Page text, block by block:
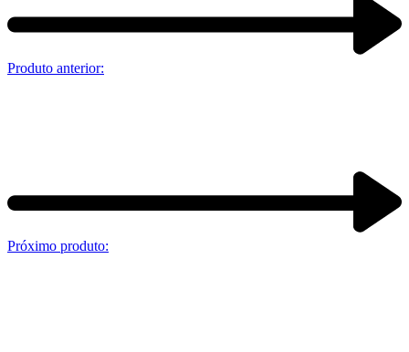
Produto anterior:
Próximo produto: